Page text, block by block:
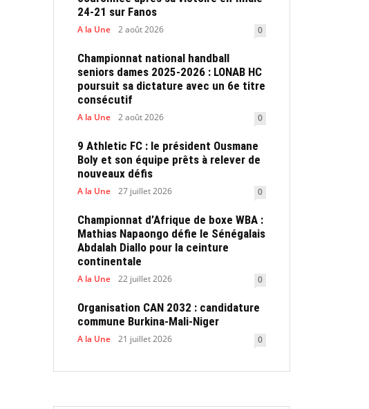
24-21 sur Fanos
A la Une 2 août 2026 0
Championnat national handball
seniors dames 2025-2026 : LONAB HC
poursuit sa dictature avec un 6e titre
consécutif
A la Une 2 août 2026 0
9 Athletic FC : le président Ousmane
Boly et son équipe prêts à relever de
nouveaux défis
A la Une 27 juillet 2026 0
Championnat d’Afrique de boxe WBA :
Mathias Napaongo défie le Sénégalais
Abdalah Diallo pour la ceinture
continentale
A la Une 22 juillet 2026 0
Organisation CAN 2032 : candidature
commune Burkina-Mali-Niger
A la Une 21 juillet 2026 0